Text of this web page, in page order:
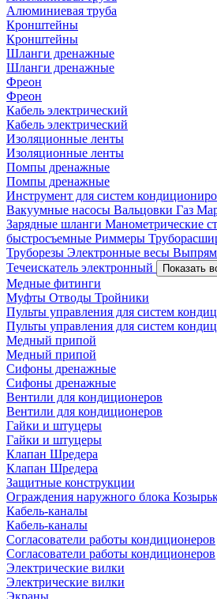
Алюминиевая труба
Кронштейны
Кронштейны
Шланги дренажные
Шланги дренажные
Фреон
Фреон
Кабель электрический
Кабель электрический
Изоляционные ленты
Изоляционные ленты
Помпы дренажные
Помпы дренажные
Инструмент для систем
Вакуумные насосы Вальцовки Газ
Зарядные шланги Манометрические
быстросъемные Риммеры
Труборезы Электронные весы
Течеискатель электронный
Показать
Медные фитинги
Муфты Отводы Тройники
Пульты управления для систем
Пульты управления для систем
Медный припой
Медный припой
Сифоны дренажные
Сифоны дренажные
Вентили для кондиционеров
Вентили для кондиционеров
Гайки и штуцеры
Гайки и штуцеры
Клапан Шредера
Клапан Шредера
Защитные конструкции
Ограждения наружного блока
Кабель-каналы
Кабель-каналы
Согласователи работы кондиционеров
Согласователи работы кондиционеров
Электрические вилки
Электрические вилки
Экраны